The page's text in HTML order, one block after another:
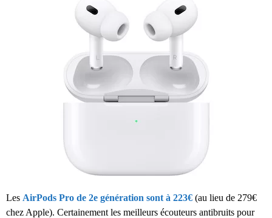
Les AirPods Pro de 2e génération sont à 223€ (au lieu de 279€
chez Apple). Certainement les meilleurs écouteurs antibruits pour